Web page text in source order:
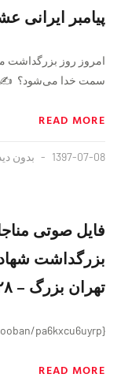
پیامبر ایرانی
امروز روز بزرگداشت
سمت خدا می‌شود؟ ✍️
READ MORE
1397-07-08 بدون
فایل صوتی
بزرگداشت
تهران بزرگ – ۲۸ خرداد ۹۷
{https://soundcloud.com/majzooban/pa6kxcu6uyrp}
READ MORE